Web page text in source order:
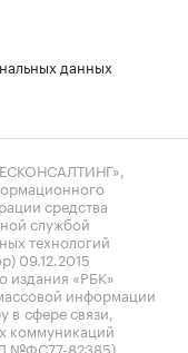
данных
средства
службой
технологий
09.12.2015
издания «РБК»
информации
сфере связи,
коммуникаций
№ФС77-82385)